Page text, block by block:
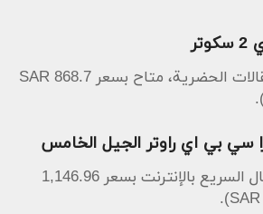
سكوتر كهربائي للانتقالات الحضرية، متاح بسعر 868.7 SAR
راوتر يدعم 5G للاتصال السريع بالإنترنت بسعر 1,146.96